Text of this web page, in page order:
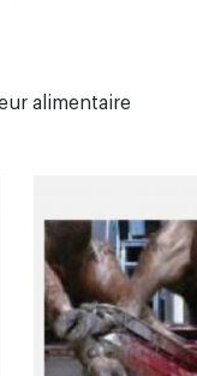
alimentaire